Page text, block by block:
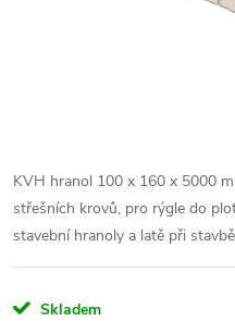
KVH hranol 100 x 160 x 5000
střešních krovů, pro rýgle do
stavební hranoly a latě při
Skladem